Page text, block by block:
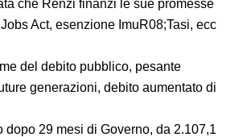
che Renzi finanzi le sue promesse
Act, esenzione ImuR08;Tasi, ecc
del debito pubblico, pesante
generazioni, debito aumentato di
dopo 29 mesi di Governo, da 2.107,1